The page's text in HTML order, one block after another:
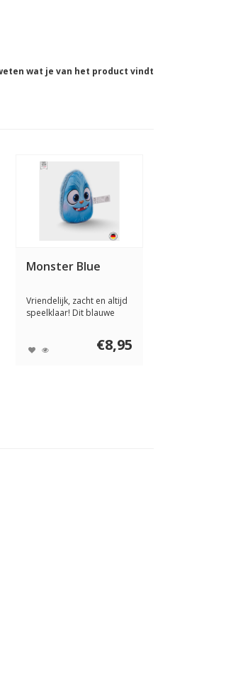
wat je van het product vindt
Monster Blue
Vriendelijk, zacht en altijd
speelklaar! Dit blauwe
€8,95